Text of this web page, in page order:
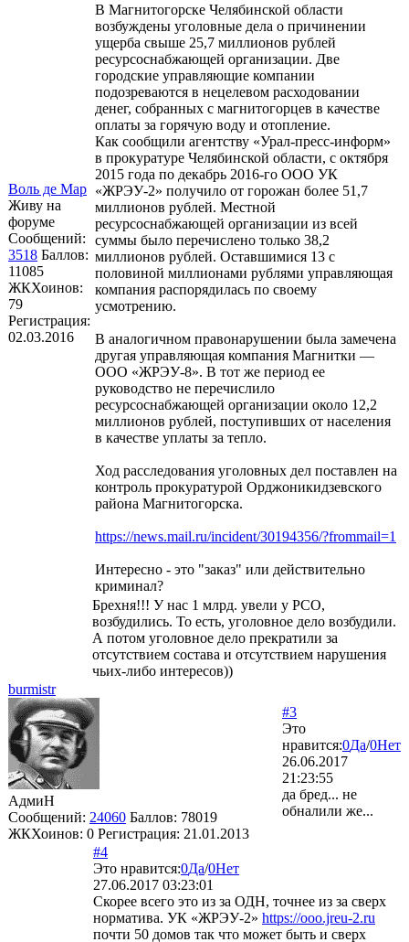
Воль де Мар
Живу на
форуме
Сообщений:
3518 Баллов:
11085
ЖКХоинов:
79
Регистрация:
02.03.2016
В Магнитогорске Челябинской области
возбуждены уголовные дела о причинении
ущерба свыше 25,7 миллионов рублей
ресурсоснабжающей организации. Две
городские управляющие компании
подозреваются в нецелевом расходовании
денег, собранных с магнитогорцев в качестве
оплаты за горячую воду и отопление.
Как сообщили агентству «Урал-пресс-информ»
в прокуратуре Челябинской области, с октября
2015 года по декабрь 2016-го ООО УК
«ЖРЭУ-2» получило от горожан более 51,7
миллионов рублей. Местной
ресурсоснабжающей организации из всей
суммы было перечислено только 38,2
миллионов рублей. Оставшимися 13 с
половиной миллионами рублями управляющая
компания распорядилась по своему
усмотрению.
В аналогичном правонарушении была замечена
другая управляющая компания Магнитки —
ООО «ЖРЭУ-8». В тот же период ее
руководство не перечислило
ресурсоснабжающей организации около 12,2
миллионов рублей, поступивших от населения
в качестве уплаты за тепло.
Ход расследования уголовных дел поставлен на
контроль прокуратурой Орджоникидзевского
района Магнитогорска.
https://news.mail.ru/incident/30194356/?frommail=1
Интересно - это "заказ" или действительно
криминал?
Брехня!!! У нас 1 млрд. увели у РСО,
возбудились. То есть, уголовное дело возбудили.
А потом уголовное дело прекратили за
отсутствием состава и отсутствием нарушения
чьих-либо интересов))
burmistr
АдмиН
Сообщений: 24060 Баллов: 78019
ЖКХоинов: 0 Регистрация: 21.01.2013
#3
Это
нравится:0Да/0Нет
26.06.2017
21:23:55
да бред... не
обналили же...
#4
Это нравится:0Да/0Нет
27.06.2017 03:23:01
Скорее всего это из за ОДН, точнее из за сверх
норматива. УК «ЖРЭУ-2» https://ooo.jreu-2.ru
почти 50 домов так что может быть и сверх